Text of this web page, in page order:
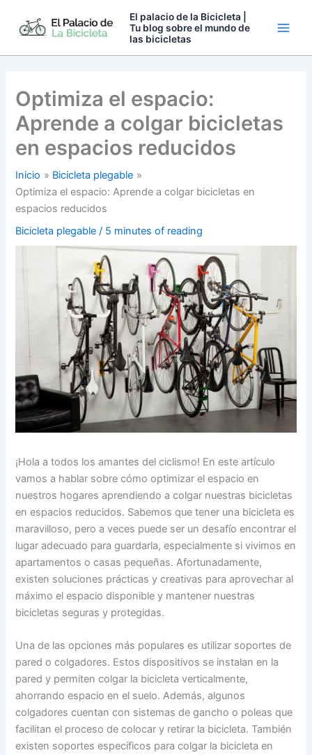
El palacio de la Bicicleta |
Tu blog sobre el mundo de
las bicicletas
Optimiza el espacio:
Aprende a colgar bicicletas
en espacios reducidos
Inicio
Bicicleta plegable
Optimiza el espacio: Aprende a colgar bicicletas en
espacios reducidos
Bicicleta plegable / 5 minutes of reading
¡Hola a todos los amantes del ciclismo! En este artículo
vamos a hablar sobre cómo optimizar el espacio en
nuestros hogares aprendiendo a colgar nuestras bicicletas
en espacios reducidos. Sabemos que tener una bicicleta es
maravilloso, pero a veces puede ser un desafío encontrar el
lugar adecuado para guardarla, especialmente si vivimos en
apartamentos o casas pequeñas. Afortunadamente,
existen soluciones prácticas y creativas para aprovechar al
máximo el espacio disponible y mantener nuestras
bicicletas seguras y protegidas.
Una de las opciones más populares es utilizar soportes de
pared o colgadores. Estos dispositivos se instalan en la
pared y permiten colgar la bicicleta verticalmente,
ahorrando espacio en el suelo. Además, algunos
colgadores cuentan con sistemas de gancho o poleas que
facilitan el proceso de colocar y retirar la bicicleta. También
existen soportes específicos para colgar la bicicleta en